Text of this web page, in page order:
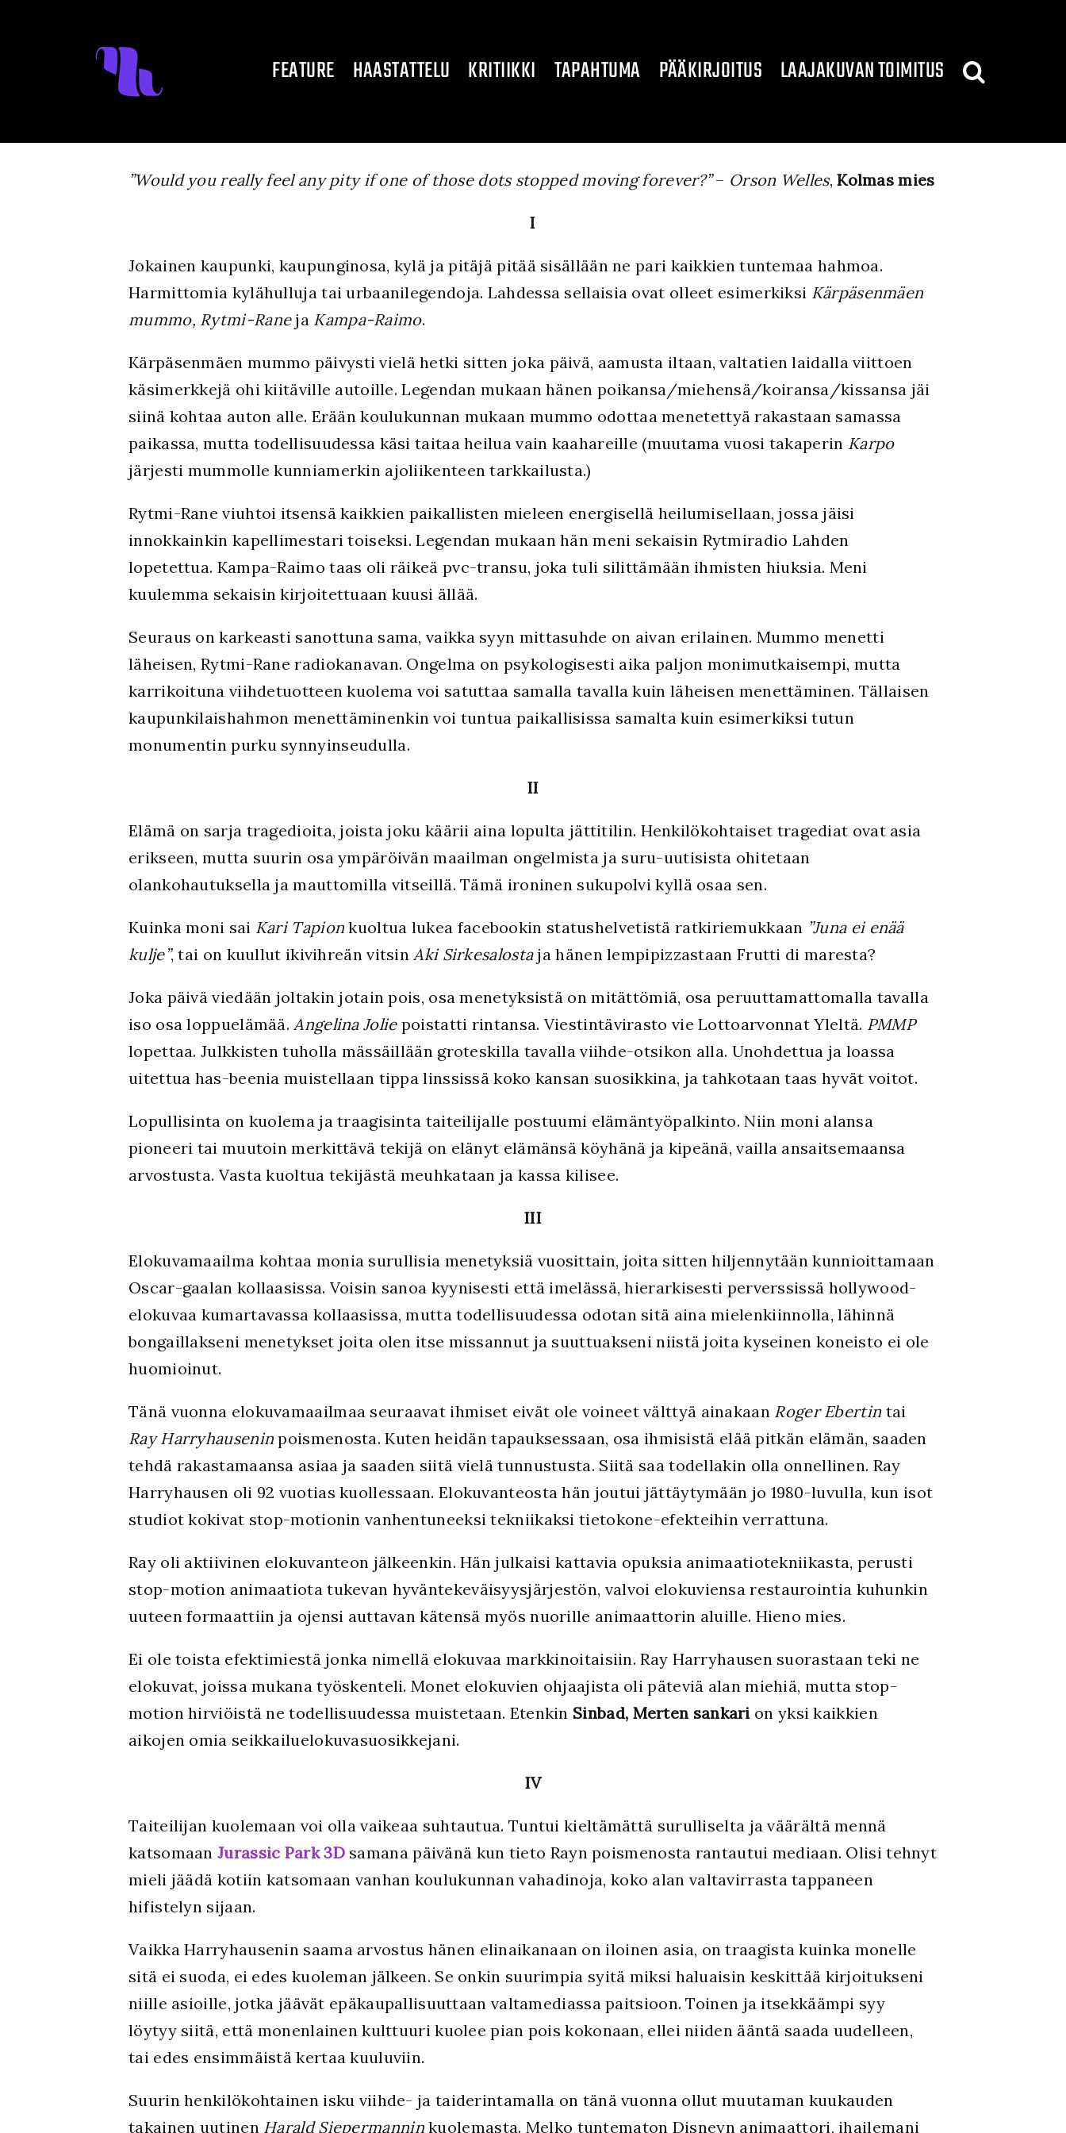
FEATURE HAASTATTELU KRITIIKKI TAPAHTUMA PÄÄKIRJOITUS LAAJAKUVAN TOIMITUS
”Would you really feel any pity if one of those dots stopped moving forever?”– Orson Welles,Kolmas mies
I
Jokainen kaupunki, kaupunginosa, kylä ja pitäjä pitää sisällään ne pari kaikkien tuntemaa hahmoa.
Harmittomia kylähulluja tai urbaanilegendoja. Lahdessa sellaisia ovat olleet esimerkiksi Kärpäsenmäen
mummo, Rytmi-Raneja Kampa-Raimo.
Kärpäsenmäen mummo päivysti vielä hetki sitten joka päivä, aamusta iltaan, valtatien laidalla viittoen
käsimerkkejä ohi kiitäville autoille. Legendan mukaan hänen poikansa/miehensä/koiransa/kissansa jäi
siinä kohtaa auton alle. Erään koulukunnan mukaan mummo odottaa menetettyä rakastaan samassa
paikassa, mutta todellisuudessa käsi taitaa heilua vain kaahareille (muutama vuosi takaperin Karpo
järjesti mummolle kunniamerkin ajoliikenteen tarkkailusta.)
Rytmi-Rane viuhtoi itsensä kaikkien paikallisten mieleen energisellä heilumisellaan, jossa jäisi
innokkainkin kapellimestari toiseksi. Legendan mukaan hän meni sekaisin Rytmiradio Lahden
lopetettua. Kampa-Raimo taas oli räikeä pvc-transu, joka tuli silittämään ihmisten hiuksia. Meni
kuulemma sekaisin kirjoitettuaan kuusi ällää.
Seuraus on karkeasti sanottuna sama, vaikka syyn mittasuhde on aivan erilainen. Mummo menetti
läheisen, Rytmi-Rane radiokanavan. Ongelma on psykologisesti aika paljon monimutkaisempi, mutta
karrikoituna viihdetuotteen kuolema voi satuttaa samalla tavalla kuin läheisen menettäminen. Tällaisen
kaupunkilaishahmon menettäminenkin voi tuntua paikallisissa samalta kuin esimerkiksi tutun
monumentin purku synnyinseudulla.
II
Elämä on sarja tragedioita, joista joku käärii aina lopulta jättitilin. Henkilökohtaiset tragediat ovat asia
erikseen, mutta suurin osa ympäröivän maailman ongelmista ja suru-uutisista ohitetaan
olankohautuksella ja mauttomilla vitseillä. Tämä ironinen sukupolvi kyllä osaa sen.
Kuinka moni sai Kari Tapion kuoltua lukea facebookin statushelvetistä ratkiriemukkaan ”Juna ei enää
kulje”, tai on kuullut ikivihreän vitsinAki Sirkesalostaja hänen lempipizzastaan Frutti di maresta?
Joka päivä viedään joltakin jotain pois, osa menetyksistä on mitättömiä, osa peruuttamattomalla tavalla
iso osa loppuelämää.Angelina Joliepoistatti rintansa. Viestintävirasto vie Lottoarvonnat Yleltä. PMMP
lopettaa. Julkkisten tuholla mässäillään groteskilla tavalla viihde-otsikon alla. Unohdettua ja loassa
uitettua has-beenia muistellaan tippa linssissä koko kansan suosikkina, ja tahkotaan taas hyvät voitot.
Lopullisinta on kuolema ja traagisinta taiteilijalle postuumi elämäntyöpalkinto. Niin moni alansa
pioneeri tai muutoin merkittävä tekijä on elänyt elämänsä köyhänä ja kipeänä, vailla ansaitsemaansa
arvostusta. Vasta kuoltua tekijästä meuhkataan ja kassa kilisee.
III
Elokuvamaailma kohtaa monia surullisia menetyksiä vuosittain, joita sitten hiljennytään kunnioittamaan
Oscar-gaalan kollaasissa. Voisin sanoa kyynisesti että imelässä, hierarkisesti perverssissä hollywood-
elokuvaa kumartavassa kollaasissa, mutta todellisuudessa odotan sitä aina mielenkiinnolla, lähinnä
bongaillakseni menetykset joita olen itse missannut ja suuttuakseni niistä joita kyseinen koneisto ei ole
huomioinut.
Tänä vuonna elokuvamaailmaa seuraavat ihmiset eivät ole voineet välttyä ainakaan Roger Ebertin tai
Ray Harryhausenin poismenosta. Kuten heidän tapauksessaan, osa ihmisistä elää pitkän elämän, saaden
tehdä rakastamaansa asiaa ja saaden siitä vielä tunnustusta. Siitä saa todellakin olla onnellinen. Ray
Harryhausen oli 92 vuotias kuollessaan. Elokuvanteosta hän joutui jättäytymään jo 1980-luvulla, kun isot
studiot kokivat stop-motionin vanhentuneeksi tekniikaksi tietokone-efekteihin verrattuna.
Ray oli aktiivinen elokuvanteon jälkeenkin. Hän julkaisi kattavia opuksia animaatiotekniikasta, perusti
stop-motion animaatiota tukevan hyväntekeväisyysjärjestön, valvoi elokuviensa restaurointia kuhunkin
uuteen formaattiin ja ojensi auttavan kätensä myös nuorille animaattorin aluille. Hieno mies.
Ei ole toista efektimiestä jonka nimellä elokuvaa markkinoitaisiin. Ray Harryhausen suorastaan teki ne
elokuvat, joissa mukana työskenteli. Monet elokuvien ohjaajista oli päteviä alan miehiä, mutta stop-
motion hirviöistä ne todellisuudessa muistetaan. Etenkin Sinbad, Merten sankari on yksi kaikkien
aikojen omia seikkailuelokuvasuosikkejani.
IV
Taiteilijan kuolemaan voi olla vaikeaa suhtautua. Tuntui kieltämättä surulliselta ja väärältä mennä
katsomaanJurassic Park 3Dsamana päivänä kun tieto Rayn poismenosta rantautui mediaan. Olisi tehnyt
mieli jäädä kotiin katsomaan vanhan koulukunnan vahadinoja, koko alan valtavirrasta tappaneen
hifistelyn sijaan.
Vaikka Harryhausenin saama arvostus hänen elinaikanaan on iloinen asia, on traagista kuinka monelle
sitä ei suoda, ei edes kuoleman jälkeen. Se onkin suurimpia syitä miksi haluaisin keskittää kirjoitukseni
niille asioille, jotka jäävät epäkaupallisuuttaan valtamediassa paitsioon. Toinen ja itsekkäämpi syy
löytyy siitä, että monenlainen kulttuuri kuolee pian pois kokonaan, ellei niiden ääntä saada uudelleen,
tai edes ensimmäistä kertaa kuuluviin.
Suurin henkilökohtainen isku viihde- ja taiderintamalla on tänä vuonna ollut muutaman kuukauden
takainen uutinen Harald Siepermanninkuolemasta. Melko tuntematon Disneyn animaattori, ihailemani